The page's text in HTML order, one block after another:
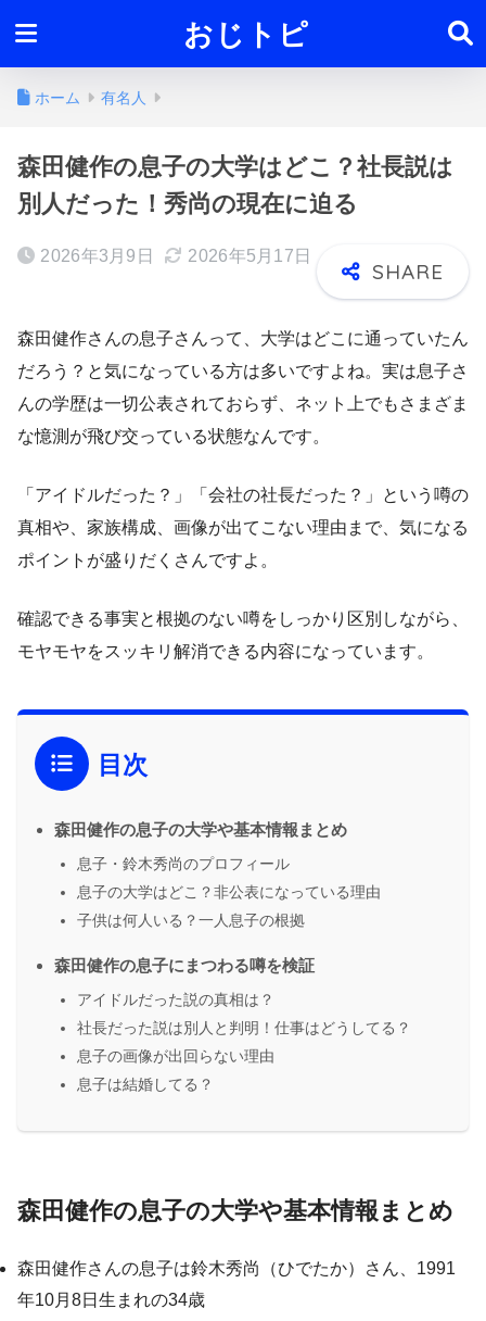
おじトピ
ホーム 有名人
森田健作の息子の大学はどこ？社長説は
別人だった！秀尚の現在に迫る
2026年3月9日 2026年5月17日
森田健作さんの息子さんって、大学はどこに通っていたん
だろう？と気になっている方は多いですよね。実は息子さ
んの学歴は一切公表されておらず、ネット上でもさまざま
な憶測が飛び交っている状態なんです。
「アイドルだった？」「会社の社長だった？」という噂の
真相や、家族構成、画像が出てこない理由まで、気になる
ポイントが盛りだくさんですよ。
確認できる事実と根拠のない噂をしっかり区別しながら、
モヤモヤをスッキリ解消できる内容になっています。
目次
森田健作の息子の大学や基本情報まとめ
息子・鈴木秀尚のプロフィール
息子の大学はどこ？非公表になっている理由
子供は何人いる？一人息子の根拠
森田健作の息子にまつわる噂を検証
アイドルだった説の真相は？
社長だった説は別人と判明！仕事はどうしてる？
息子の画像が出回らない理由
息子は結婚してる？
森田健作の息子の大学や基本情報まとめ
森田健作さんの息子は鈴木秀尚（ひでたか）さん、1991
年10月8日生まれの34歳